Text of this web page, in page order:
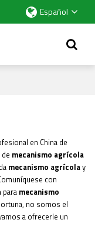
Español
en China de
mecanismo agrícola
mecanismo agrícolay
con
mecanismo
no somos el
a ofrecerle un